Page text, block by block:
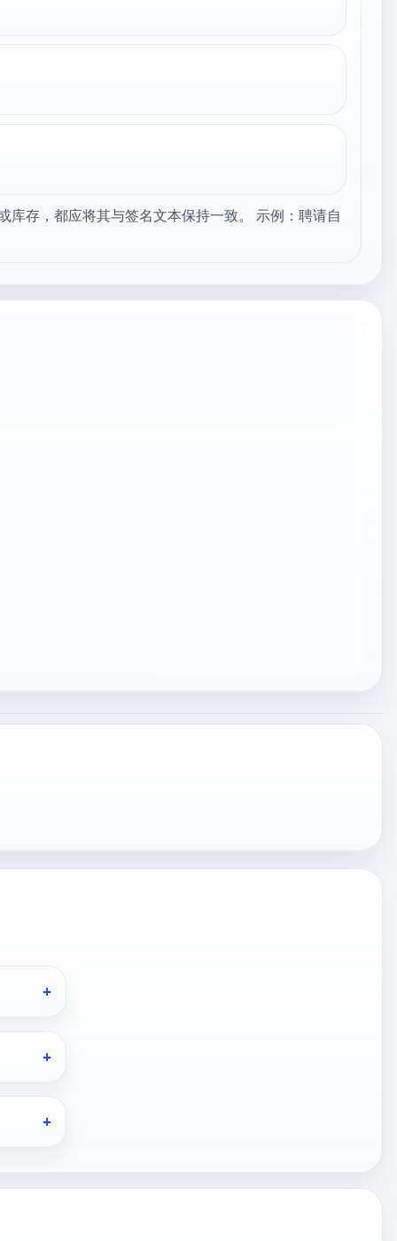
存，都应将其与签名文本保持一致。 示例：聘请自